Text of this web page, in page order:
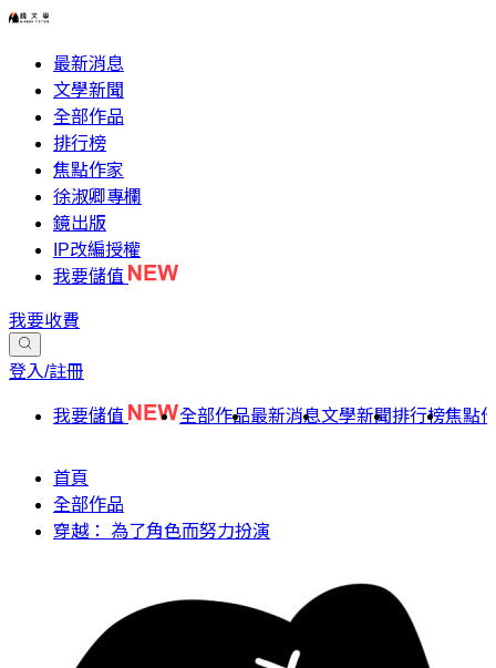
最新消息
文學新聞
全部作品
排行榜
焦點作家
徐淑卿專欄
鏡出版
IP改編授權
我要儲值
我要收費
登入/註冊
我要儲值 全部作品最新消息文學新聞排行榜焦點
首頁
全部作品
穿越： 為了角色而努力扮演